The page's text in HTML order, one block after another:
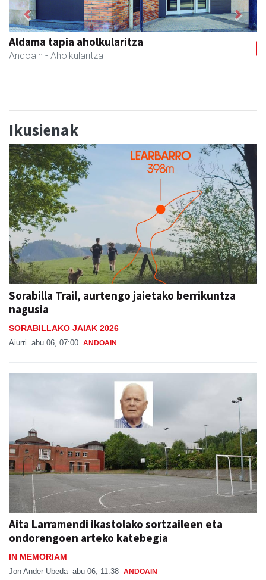
La Salle Berrozpe Ikastetxea
Andoain - Hezkuntza
Previous Next
Ikusienak
Sorabilla Trail, aurtengo jaietako berrikuntza
nagusia
SORABILLAKO JAIAK 2026
Aiurri abu 06, 07:00 ANDOAIN
Aita Larramendi ikastolako sortzaileen eta
ondorengoen arteko katebegia
IN MEMORIAM
Jon Ander Ubeda abu 06, 11:38 ANDOAIN